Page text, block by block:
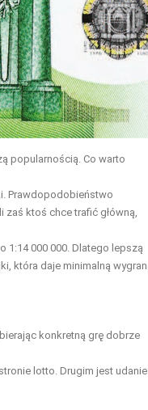
popularnością. Co warto
Prawdopodobieństwo
ktoś chce trafić główną,
1:14 000 000. Dlatego lepszą
która daje minimalną
konkretną grę dobrze
lotto. Drugim jest udanie